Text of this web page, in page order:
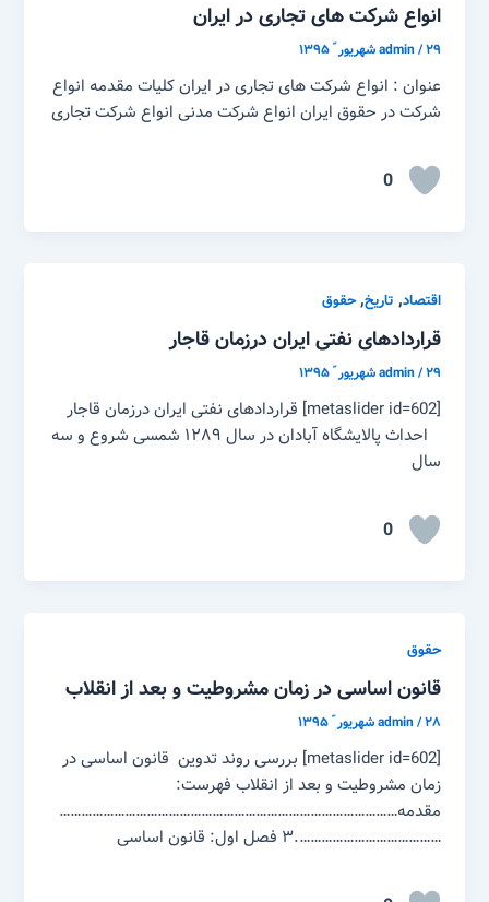
انواع شرکت های تجاری در ایران
admin/۲۹ شهریور ّ ۱۳۹۵
عنوان : انواع شرکت های تجاری در ایران کلیات مقدمه انواع
شرکت در حقوق ایران انواع شرکت مدنی انواع شرکت تجاری
0
اقتصاد, تاریخ,حقوق
قراردادهای نفتی ایران درزمان قاجار
admin/۲۹ شهریور ّ ۱۳۹۵
[metaslider id=602] قراردادهای نفتی ایران درزمان قاجار
احداث پالایشگاه آبادان در سال ۱۲۸۹ شمسی شروع و سه
سال
0
حقوق
قانون اساسی در زمان مشروطیت و بعد از انقلاب
admin/۲۸ شهریور ّ ۱۳۹۵
[metaslider id=602] بررسی روند تدوین قانون اساسی در
زمان مشروطیت و بعد از انقلاب فهرست:
مقدمه…………………………………………………………………………………
………………………………….۳ فصل اول: قانون اساسی